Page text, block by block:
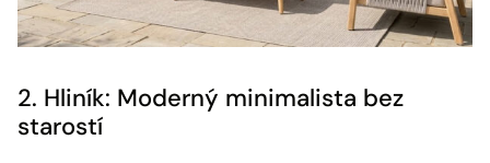
2. Hliník: Moderný minimalista bez
starostí